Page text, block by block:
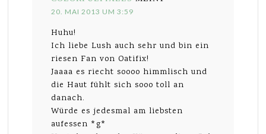
20. MAI 2013 UM 3:59
Huhu!
Ich liebe Lush auch sehr und bin ein
riesen Fan von Oatifix!
Jaaaa es riecht soooo himmlisch und
die Haut fühlt sich sooo toll an
danach.
Würde es jedesmal am liebsten
aufessen *g*